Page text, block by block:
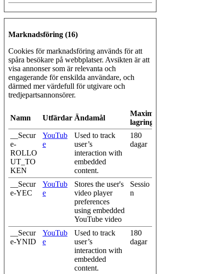
Marknadsföring (16)
Cookies för marknadsföring används för att
spåra besökare på webbplatser. Avsikten är att
visa annonser som är relevanta och
engagerande för enskilda användare, och
därmed mer värdefull för utgivare och
tredjepartsannonsörer.
Namn UtfärdareÄndamål
Maximal
lagringstid
__Secur
e-
ROLLO
UT_TO
KEN
YouTub
e
Used to track
user’s
interaction with
embedded
content.
180
dagar
__Secur
e-YEC
YouTub
e
Stores the user's
video player
preferences
using embedded
YouTube video
Sessio
n
__Secur
e-YNID
YouTub
e
Used to track
user’s
interaction with
embedded
content.
180
dagar